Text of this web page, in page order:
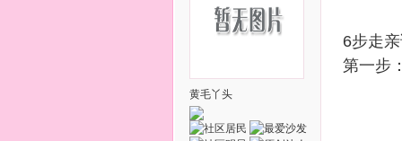
黄毛丫头
6步走
第一步